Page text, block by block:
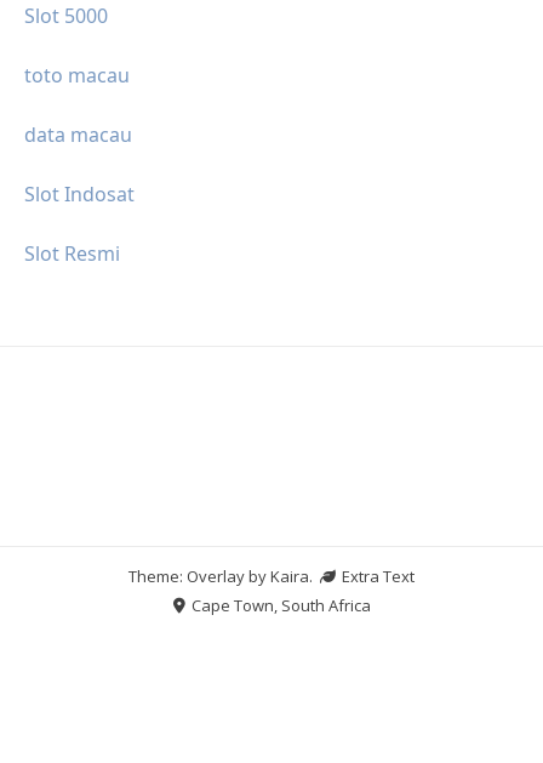
Slot 5000
toto macau
data macau
Slot Indosat
Slot Resmi
Theme: Overlay byKaira.
Extra Text
Cape Town, South Africa